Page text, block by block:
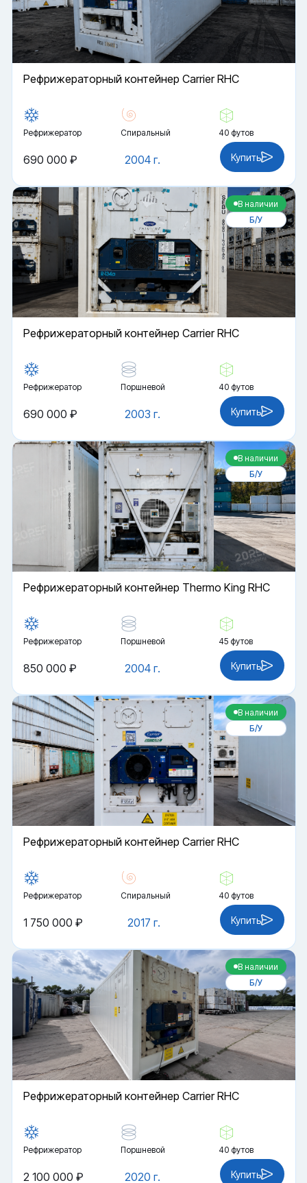
Рефрижераторный контейнер Carrier RHC
Рефрижератор Спиральный 40 футов
2004 г.
690 000 ₽ Купить
В наличии
Б/У
Рефрижераторный контейнер Carrier RHC
Рефрижератор Поршневой 40 футов
2003 г.
690 000 ₽ Купить
В наличии
Б/У
Рефрижераторный контейнер Thermo King RHC
Рефрижератор Поршневой 45 футов
2004 г.
850 000 ₽ Купить
В наличии
Б/У
Рефрижераторный контейнер Carrier RHC
Рефрижератор Спиральный 40 футов
2017 г.
1 750 000 ₽ Купить
В наличии
Б/У
Рефрижераторный контейнер Carrier RHC
Рефрижератор Поршневой 40 футов
2020 г.
2 100 000 ₽ Купить